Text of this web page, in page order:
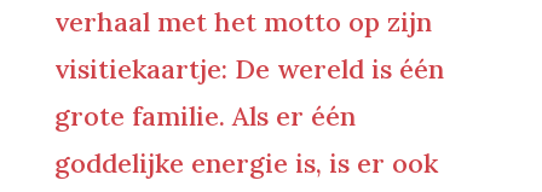
verhaal met het motto op zijn
visitiekaartje: De wereld is één
grote familie. Als er één
goddelijke energie is, is er ook